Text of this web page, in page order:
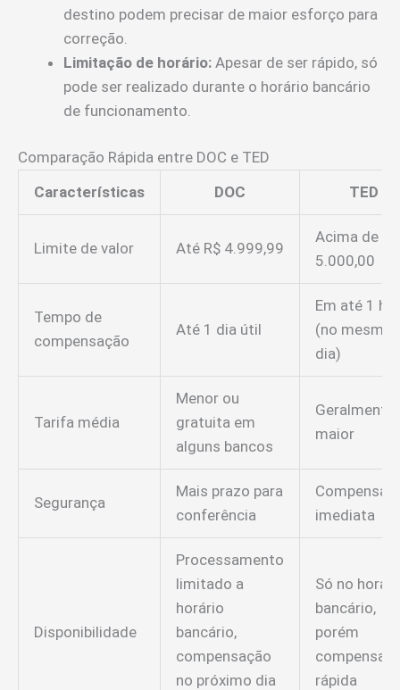
destino podem precisar de maior esforço para
correção.
Limitação de horário: Apesar de ser rápido, só
pode ser realizado durante o horário bancário
de funcionamento.
Comparação Rápida entre DOC e TED
Características
DOC TED
Limite de valor Até R$ 4.999,99
Acima de R$
5.000,00
Tempo de
compensação
Até 1 dia útil
Em até 1
(no mesmo
dia)
Tarifa média
Menor ou
gratuita em
alguns bancos
Geralmente
maior
Segurança
Mais prazo para
conferência
imediata
Disponibilidade
Processamento
limitado a
horário
bancário,
compensação
no próximo dia
Só no
bancário,
porém
rápida